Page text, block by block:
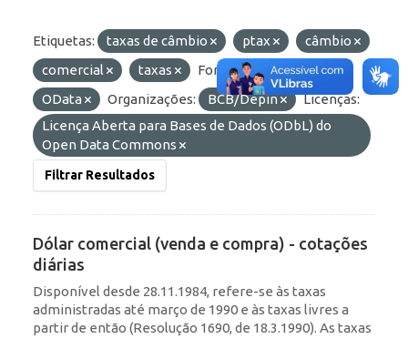
Etiquetas: taxas de câmbio ptax
câmbio
comercial
taxas Formatos:
HTML
OData
Organizações: BCB/Depin
Licenças:
Licença Aberta para Bases de Dados (ODbL) do
Open Data Commons
Filtrar Resultados
Dólar comercial (venda e compra) - cotações
diárias
Disponível desde 28.11.1984, refere-se às taxas
administradas até março de 1990 e às taxas livres a
partir de então (Resolução 1690, de 18.3.1990). As taxas